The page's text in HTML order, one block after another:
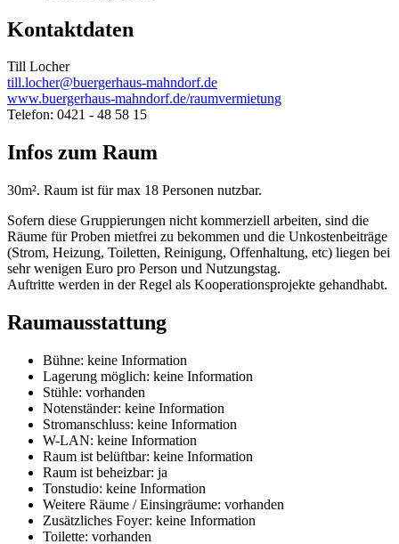
Kontaktdaten
Till Locher
till.locher@buergerhaus-mahndorf.de
www.buergerhaus-mahndorf.de/raumvermietung
Telefon: 0421 - 48 58 15
Infos zum Raum
30m². Raum ist für max 18 Personen nutzbar.
Sofern diese Gruppierungen nicht kommerziell arbeiten, sind die
Räume für Proben mietfrei zu bekommen und die Unkostenbeiträge
(Strom, Heizung, Toiletten, Reinigung, Offenhaltung, etc) liegen bei
sehr wenigen Euro pro Person und Nutzungstag.
Auftritte werden in der Regel als Kooperationsprojekte gehandhabt.
Raumausstattung
Bühne: keine Information
Lagerung möglich: keine Information
Stühle: vorhanden
Notenständer: keine Information
Stromanschluss: keine Information
W-LAN: keine Information
Raum ist belüftbar: keine Information
Raum ist beheizbar: ja
Tonstudio: keine Information
Weitere Räume / Einsingräume: vorhanden
Zusätzliches Foyer: keine Information
Toilette: vorhanden